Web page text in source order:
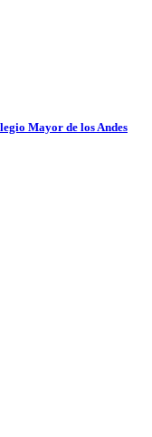
Mayor de los Andes